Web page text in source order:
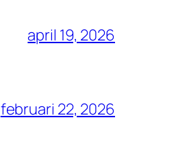
april 19, 2026
februari 22, 2026